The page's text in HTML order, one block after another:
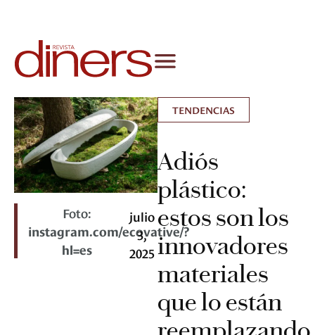
Foto:
instagram.com/ecovative/?
hl=es
julio
3,
2025
TENDENCIAS
Adiós
plástico:
estos son los
innovadores
materiales
que lo están